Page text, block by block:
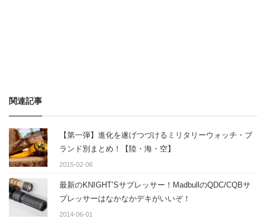
関連記事
【第一弾】進化を遂げつづけるミリタリーウォッチ・ブ
ランド別まとめ！【陸・海・空】
2015-02-06
最新のKNIGHT’Sサプレッサー！MadbullのQDC/CQBサ
プレッサーはなかなかデキがいいぞ！
2014-06-01